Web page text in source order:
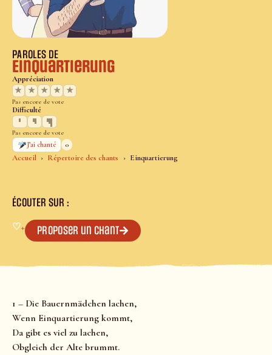
Accueil Répertoire des chants Einquartierung
PAROLES DE
Einquartierung
Appréciation
★
★ ★ ★ ★
Pas encore de vote
Difficulté
Pas encore de vote
J’ai chanté
0
ÉCOUTER SUR :
♡+ Proposer un chant
1 – Die Bauernmädchen lachen,
Wenn Einquartierung kommt,
Da gibt es viel zu lachen,
Obgleich der Alte brummt.